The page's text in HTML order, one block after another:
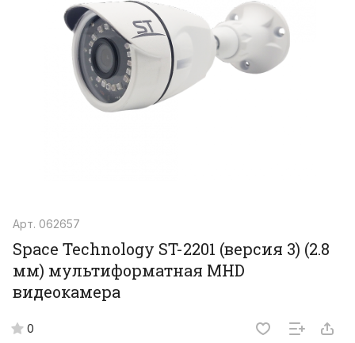
Арт. 062657
Space Technology ST-2201 (версия 3) (2.8
мм) мультиформатная MHD
видеокамера
0